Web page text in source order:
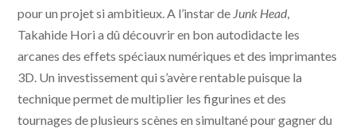
pour un projet si ambitieux. A l’instar de Junk Head,
Takahide Hori a dû découvrir en bon autodidacte les
arcanes des effets spéciaux numériques et des imprimantes
3D. Un investissement qui s’avère rentable puisque la
technique permet de multiplier les figurines et des
tournages de plusieurs scènes en simultané pour gagner du